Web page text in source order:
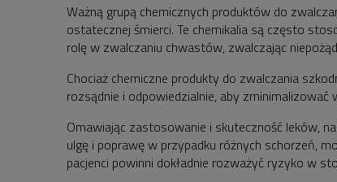
Ważną grupą chemicznych produktów do
ostatecznej śmierci. Te chemikalia są często
rolę w zwalczaniu chwastów, zwalczając
Chociaż chemiczne produkty do zwalczania
rozsądnie i odpowiedzialnie, aby
Omawiając zastosowanie i skuteczność leków,
ulgę i poprawę w przypadku różnych schorzeń,
pacjenci powinni dokładnie rozważyć ryzyko w